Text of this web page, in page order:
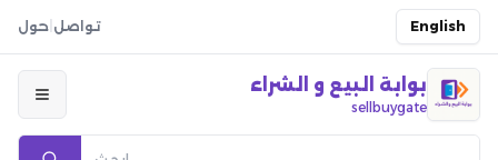
تواصل حول English
بوابة البيع و الشراء
sellbuygate